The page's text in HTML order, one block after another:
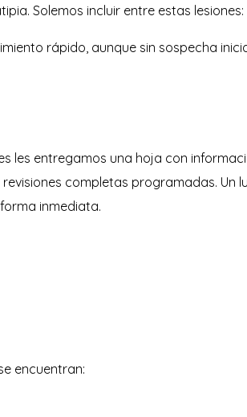
Solemos incluir entre estas lesiones:
rápido, aunque sin sospecha
les entregamos una hoja con
completas programadas. Un
inmediata.
encuentran: